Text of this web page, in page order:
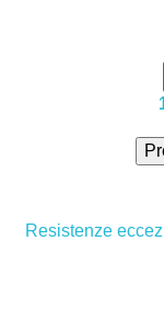
Resistenze